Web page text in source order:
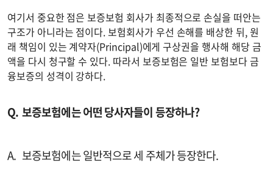
여기서 중요한 점은 보증보험 회사가 최종적으로 손실을 떠안는
구조가 아니라는 점이다. 보험회사가 우선 손해를 배상한 뒤, 원
래 책임이 있는 계약자(Principal)에게 구상권을 행사해 해당 금
액을 다시 청구할 수 있다. 따라서 보증보험은 일반 보험보다 금
융보증의 성격이 강하다.
보증보험에는 어떤 당사자들이 등장하나?
보증보험에는 일반적으로 세 주체가 등장한다.